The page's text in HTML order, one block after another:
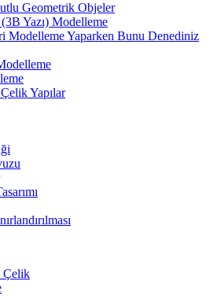
Geometrik Objeler
Yazı) Modelleme
Modelleme Yaparken Bunu Denediniz
Yapılar
Çelik